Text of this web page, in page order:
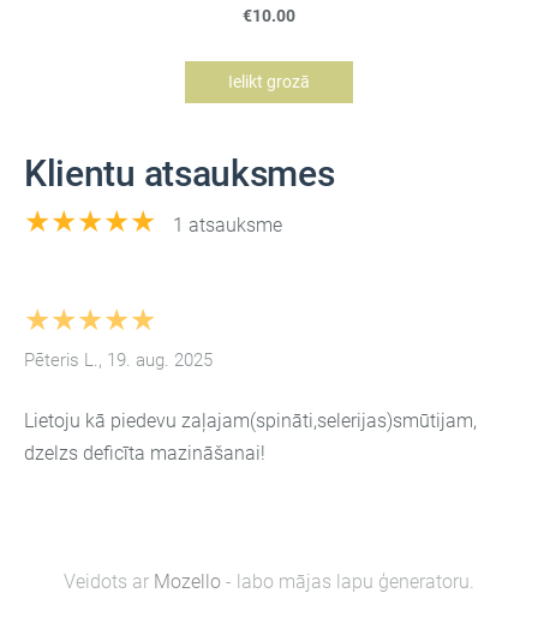
€10.00
Ielikt grozā
Klientu atsauksmes
★★★★★ 1 atsauksme
★★★★★
Pēteris L., 19. aug. 2025
Lietoju kā piedevu zaļajam(spināti,selerijas)smūtijam,
dzelzs deficīta mazināšanai!
Veidots ar Mozello - labo mājas lapu ģeneratoru.